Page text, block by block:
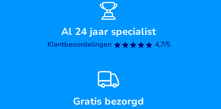
Al 24 jaar specialist
Klantbeoordelingen 4,7/5
Gratis bezorgd